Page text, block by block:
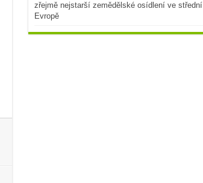
zřejmě nejstarší zemědělské osídlení ve střední
Evropě